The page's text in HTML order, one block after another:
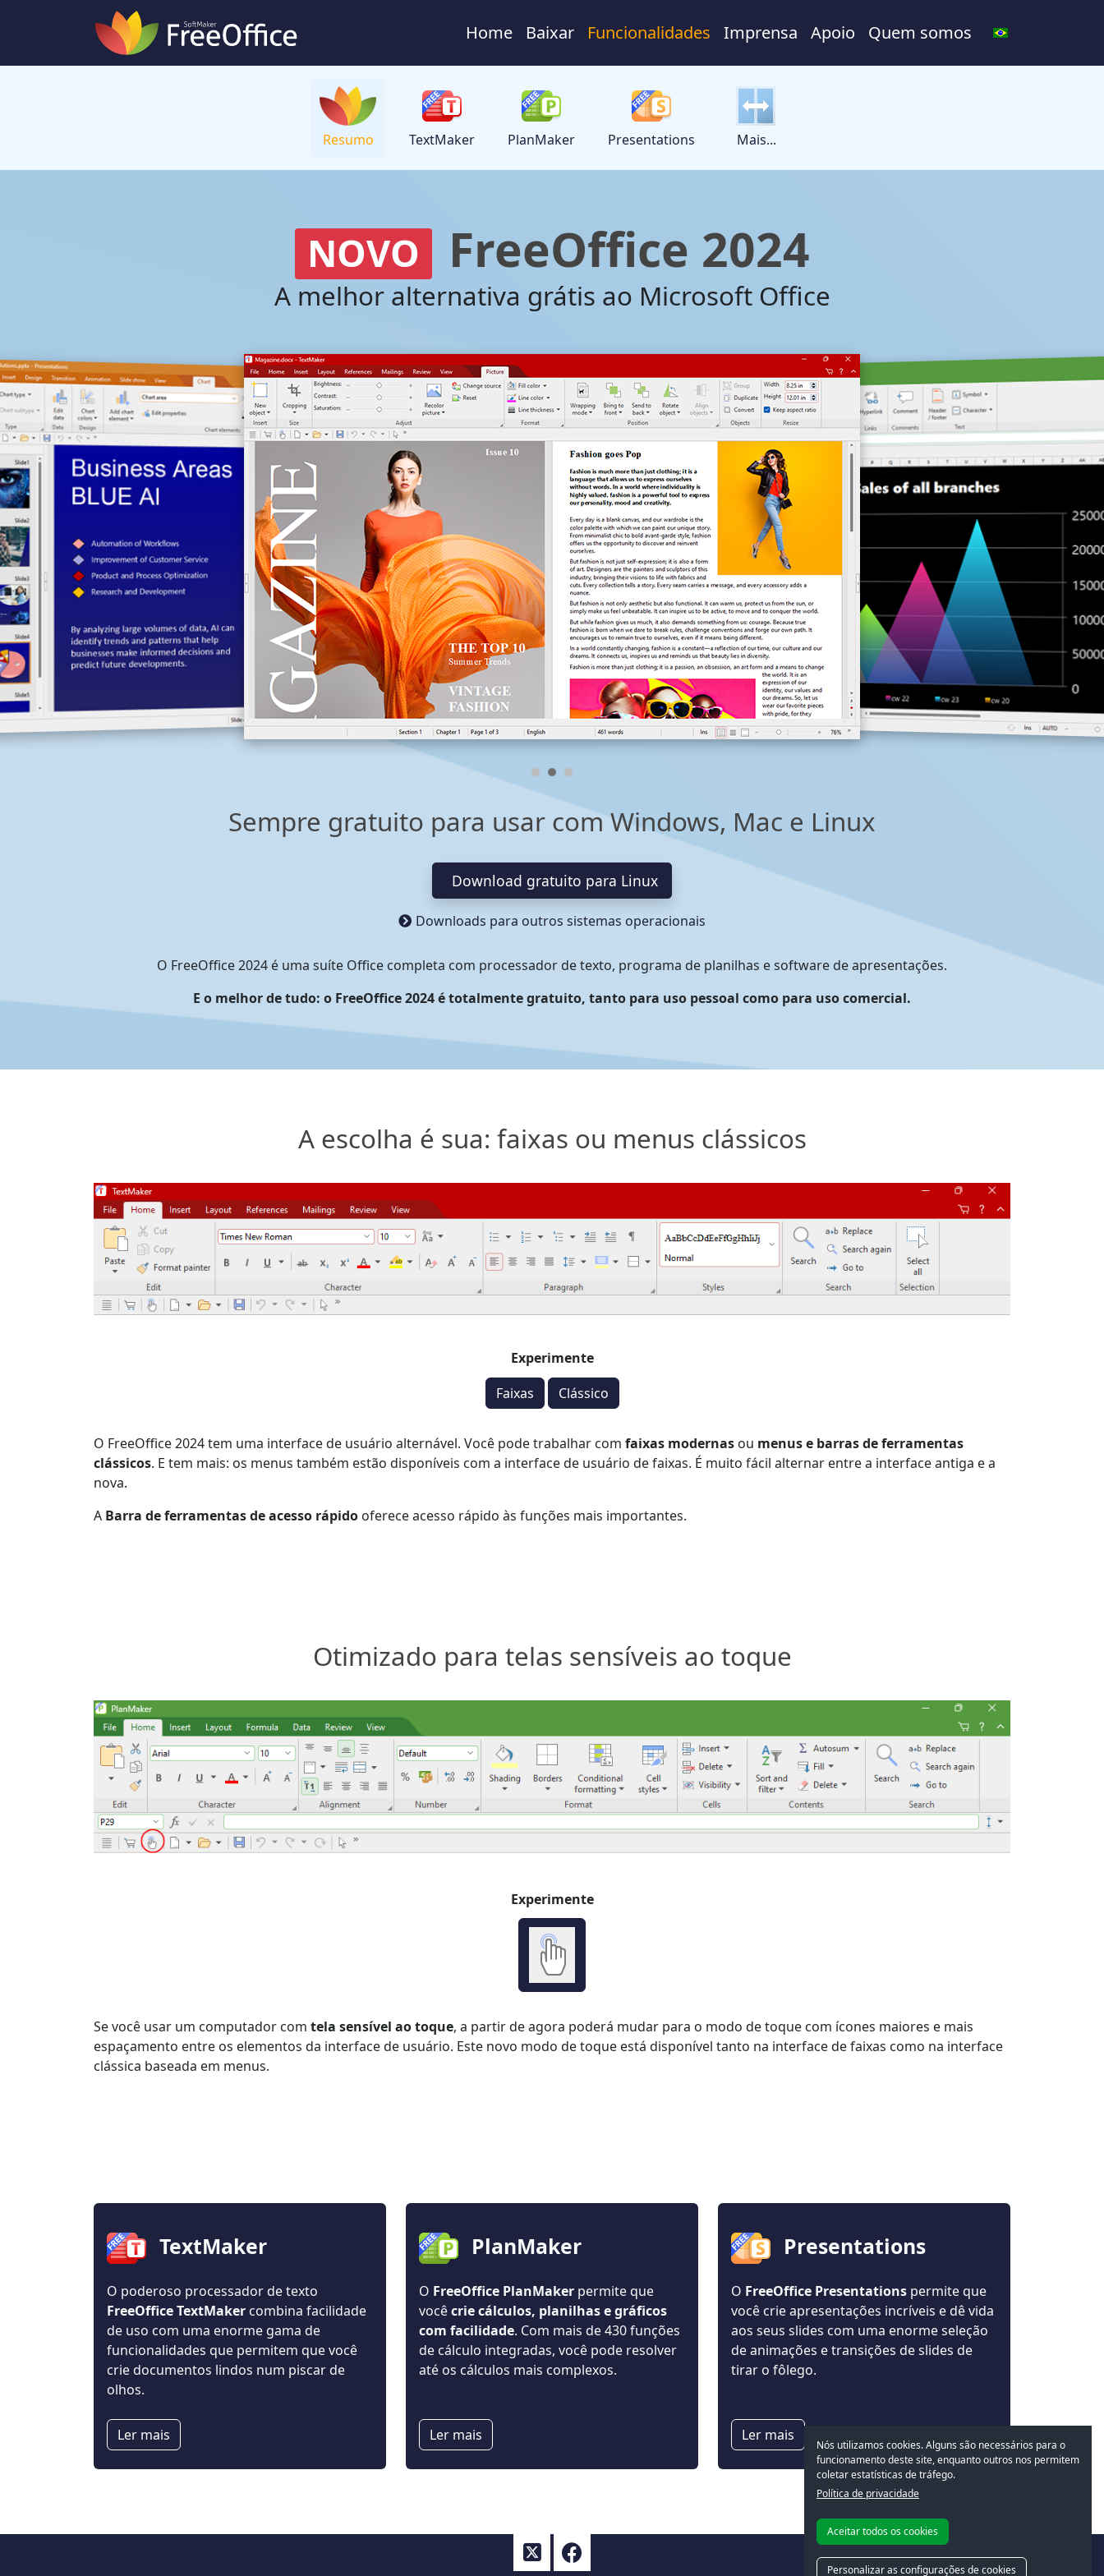
Home Baixar Funcionalidades Imprensa Apoio Quem somos
Resumo TextMaker PlanMaker Presentations Mais...
NOVO FreeOffice 2024
A melhor alternativa grátis ao Microsoft Office
Sempre gratuito para usar com Windows, Mac e Linux
Download gratuito para Linux
Downloads para outros sistemas operacionais
O FreeOffice 2024 é uma suíte Office completa com processador de texto, programa de planilhas e software de apresentações.
E o melhor de tudo: o FreeOffice 2024 é totalmente gratuito, tanto para uso pessoal como para uso comercial.
A escolha é sua: faixas ou menus clássicos
Experimente
Faixas
Clássico
O FreeOffice 2024 tem uma interface de usuário alternável. Você pode trabalhar com faixas modernas ou menus e barras de ferramentas
clássicos. E tem mais: os menus também estão disponíveis com a interface de usuário de faixas. É muito fácil alternar entre a interface antiga e a
nova.
A Barra de ferramentas de acesso rápido oferece acesso rápido às funções mais importantes.
Otimizado para telas sensíveis ao toque
Experimente
Se você usar um computador com tela sensível ao toque, a partir de agora poderá mudar para o modo de toque com ícones maiores e mais
espaçamento entre os elementos da interface de usuário. Este novo modo de toque está disponível tanto na interface de faixas como na interface
clássica baseada em menus.
TextMaker
O poderoso processador de texto
FreeOffice TextMaker combina facilidade
de uso com uma enorme gama de
funcionalidades que permitem que você
crie documentos lindos num piscar de
olhos.
Ler mais
PlanMaker
O FreeOffice PlanMaker permite que
vocêcrie cálculos, planilhas e gráficos
com facilidade. Com mais de 430 funções
de cálculo integradas, você pode resolver
até os cálculos mais complexos.
Ler mais
Presentations
O FreeOffice Presentations permite que
você crie apresentações incríveis e dê vida
aos seus slides com uma enorme seleção
de animações e transições de slides de
tirar o fôlego.
Ler mais
Nós utilizamos cookies. Alguns são necessários para o
funcionamento deste site, enquanto outros nos permitem
coletar estatísticas de tráfego.
Política de privacidade
Aceitar todos os cookies
Personalizar as configurações de cookies